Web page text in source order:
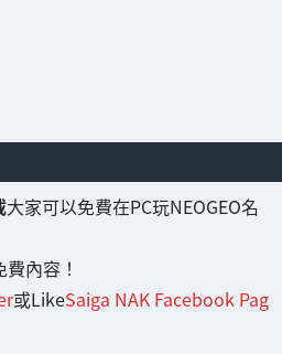
大家可以免費在PC玩NEOGEO名
內容！
或LikeSaiga NAK Facebook Pag